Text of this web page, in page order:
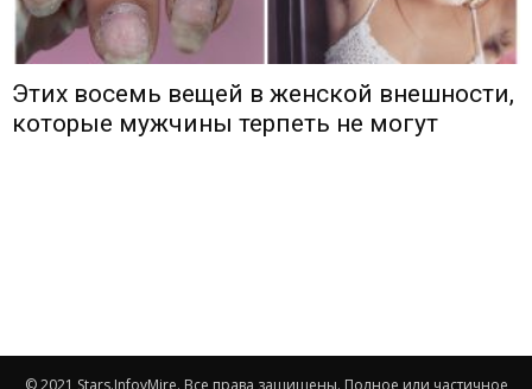
Этих восемь вещей в женской внешности,
которые мужчины терпеть не могут